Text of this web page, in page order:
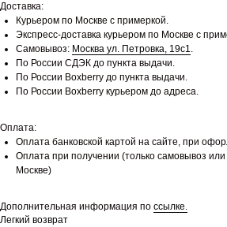
Доставка:
Курьером по Москве с примеркой.
Экспресс-доставка курьером по Москве с
Самовывоз: Москва ул. Петровка, 19с1.
По России СДЭК до пункта выдачи.
По России Boxberry до пункта выдачи.
По России Boxberry курьером до адреса.
Оплата:
Оплата банковской картой на сайте, при
Оплата при получении (только самовывоз или
Москве)
Дополнительная информация по ссылке.
Легкий возврат